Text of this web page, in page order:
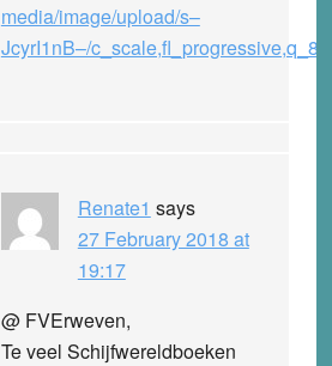
media/image/upload/s–
JcyrI1nB–/
Renate1 says
27 February 2018 at
19:17
@ FVErweven,
Te veel Schijfwereldboeken